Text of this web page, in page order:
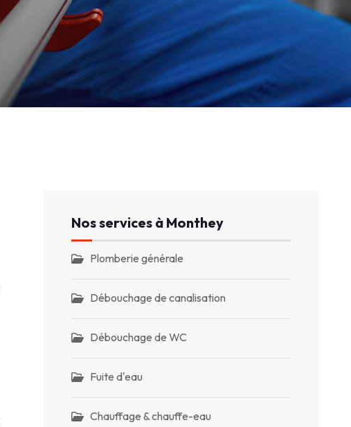
Nos services à Monthey
Plomberie générale
Débouchage de canalisation
Débouchage de WC
Fuite d'eau
Chauffage & chauffe-eau